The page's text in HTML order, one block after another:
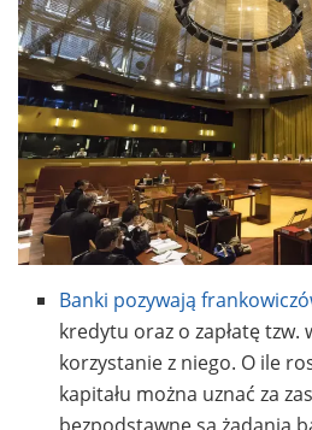
Banki pozywają
kredytu oraz o zapłatę tzw.
korzystanie z niego. O ile
kapitału można uznać za